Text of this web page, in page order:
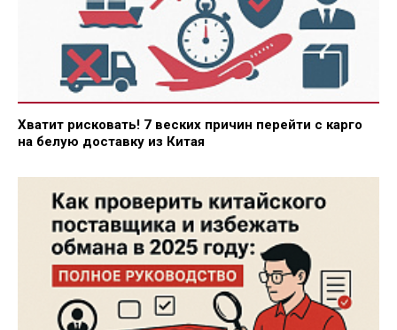
Хватит рисковать! 7 веских причин перейти с карго
на белую доставку из Китая